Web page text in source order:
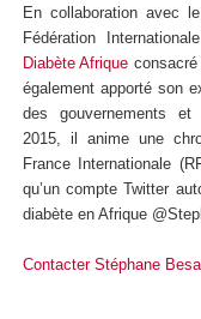
En collaboration avec
Fédération
Diabète Afrique
également apporté son
des gouvernements et
2015, il anime une
France Internationale
qu’un compte Twitter
diabète en Afrique
Contacter Stéphane